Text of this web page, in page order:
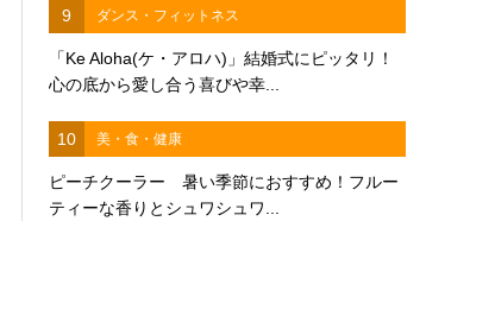
9 ダンス・フィットネス
「Ke Aloha(ケ・アロハ)」結婚式にピッタリ！
心の底から愛し合う喜びや幸...
10 美・食・健康
ピーチクーラー 暑い季節におすすめ！フルー
ティーな香りとシュワシュワ...